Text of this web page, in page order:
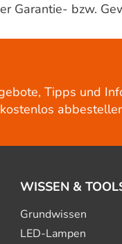
Garantie- bzw.
Tipps und
WISSEN &
Grundwissen
LED-Lampen